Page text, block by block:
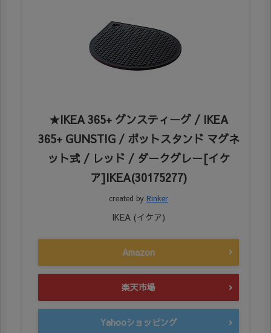
★IKEA 365+ グンスティーグ / IKEA
365+ GUNSTIG / ポットスタンド マグネ
ット式 / レッド / ダークグレー[イケ
ア]IKEA(30175277)
created by Rinker
IKEA (イケア)
Amazon
楽天市場
Yahooショッピング